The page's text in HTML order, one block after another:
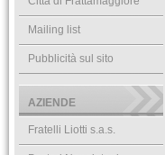
Mailing list
Pubblicità sul sito
AZIENDE
Fratelli Liotti s.a.s.